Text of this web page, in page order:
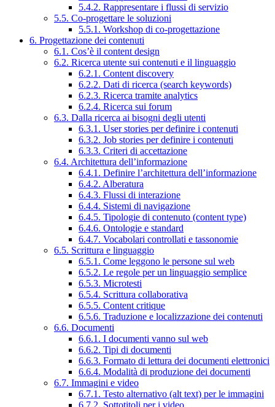
5.4.2. Rappresentare i flussi di servizio
5.5. Co-progettare le soluzioni
5.5.1. Workshop di co-progettazione
6. Progettazione dei contenuti
6.1. Cos’è il content design
6.2. Ricerca utente sui contenuti e il linguaggio
6.2.1. Content discovery
6.2.2. Dati di ricerca (search keywords)
6.2.3. Ricerca tramite analytics
6.2.4. Ricerca sui forum
6.3. Dalla ricerca ai bisogni degli utenti
6.3.1. User stories per definire i contenuti
6.3.2. Job stories per definire i contenuti
6.3.3. Criteri di accettazione
6.4. Architettura dell’informazione
6.4.1. Definire l’architettura dell’informazione
6.4.2. Alberatura
6.4.3. Flussi di interazione
6.4.4. Sistemi di navigazione
6.4.5. Tipologie di contenuto (content type)
6.4.6. Ontologie e standard
6.4.7. Vocabolari controllati e tassonomie
6.5. Scrittura e linguaggio
6.5.1. Come leggono le persone sul web
6.5.2. Le regole per un linguaggio semplice
6.5.3. Microtesti
6.5.4. Scrittura collaborativa
6.5.5. Content critique
6.5.6. Traduzione e localizzazione dei contenuti
6.6. Documenti
6.6.1. I documenti vanno sul web
6.6.2. Tipi di documenti
6.6.3. Formato di lettura dei documenti elettronici
6.6.4. Modalità di produzione dei documenti
6.7. Immagini e video
6.7.1. Testo alternativo (alt text) per le immagini
6.7.2. Sottotitoli per i video